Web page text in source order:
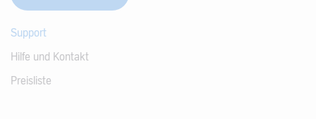
Support
Hilfe und Kontakt
Preisliste